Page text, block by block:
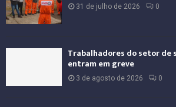
31 de julho de 2026 0
Trabalhadores do setor de
entram em greve
3 de agosto de 2026 0